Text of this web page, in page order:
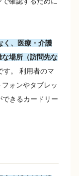
く、医療・介護
場所（訪問先な
す。 利用者のマ
ォンやタブレッ
できるカードリー